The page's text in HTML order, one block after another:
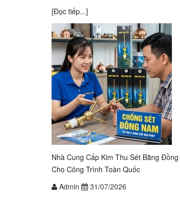
[Đọc tiếp...]
Nhà Cung Cấp Kim Thu Sét Bằng Đồng
Cho Công Trình Toàn Quốc
Admin
31/07/2026